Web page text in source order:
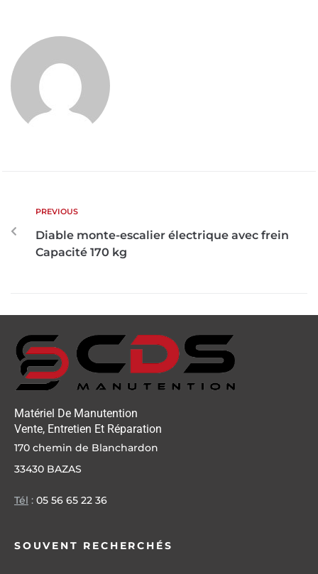
PREVIOUS
Diable monte-escalier électrique avec frein
Capacité 170 kg
Matériel De Manutention
Vente, Entretien Et Réparation
170 chemin de Blanchardon
33430 BAZAS
Tél : 05 56 65 22 36
SOUVENT RECHERCHÉS